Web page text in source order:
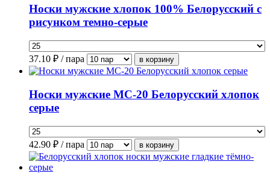
Носки мужские хлопок 100% Белорусский с
рисунком темно-серые
37.10 ₽ / пара
Носки мужские МС-20 Белорусский хлопок
серые
42.90 ₽ / пара